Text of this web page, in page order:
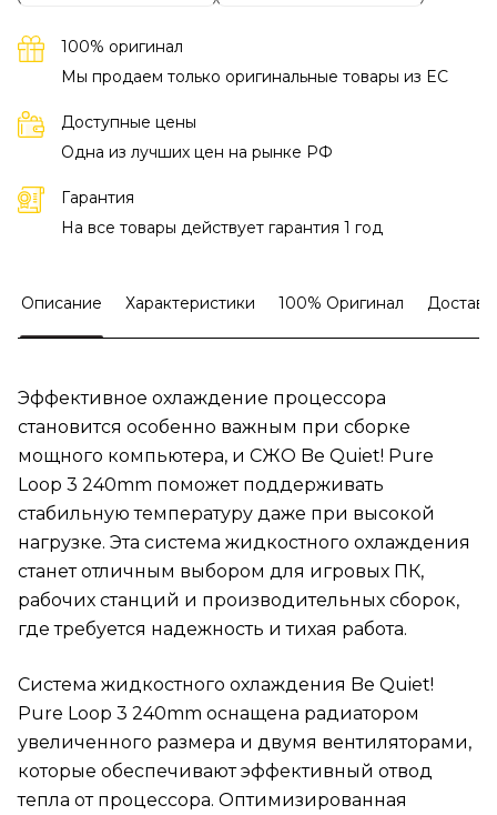
100% оригинал
Мы продаем только оригинальные товары из EC
Доступные цены
Одна из лучших цен на рынке РФ
Гарантия
На все товары действует гарантия 1 год
Описание Характеристики 100% Оригинал
Эффективное охлаждение процессора
становится особенно важным при сборке
мощного компьютера, и СЖО Be Quiet! Pure
Loop 3 240mm поможет поддерживать
стабильную температуру даже при высокой
нагрузке. Эта система жидкостного охлаждения
станет отличным выбором для игровых ПК,
рабочих станций и производительных сборок,
где требуется надежность и тихая работа.
Система жидкостного охлаждения Be Quiet!
Pure Loop 3 240mm оснащена радиатором
увеличенного размера и двумя вентиляторами,
которые обеспечивают эффективный отвод
тепла от процессора. Оптимизированная